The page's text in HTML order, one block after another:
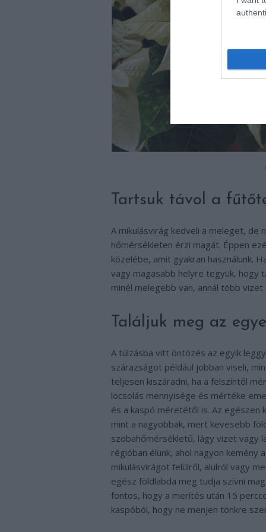
Tartsuk távol a
A mikulásvirág kedveli a meleget,
hőmérsékleten érzi magát. Éppen
közelébe, amit gyakran használunk.
vagy magasabb helyre tegyük, hogy
minél melegebb van, annál több
Találjuk meg az
A túlzásba vitt öntözés az egyik
szárazságot például jobban viseli,
teljesen kiszáradni, ha a felszíntől
locsolás mennyisége és mértéke
és a kaspó méretétől is. Az egészen
mint a nagyobbak, mert kevesebb
szobahőmérsékletű, lágy vizet vagy
régióban élünk, ahol nagyon kemény
mikulásvirágot felülről, alulról vagy
egész földlabda meg tudja szívni
fontos, hogy a merítés után 15
kaspóból, hogy ne menjen tönkre